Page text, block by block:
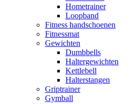
Hometrainer
Loopband
Fitness handschoenen
Fitnessmat
Gewichten
Dumbbells
Haltergewichten
Kettlebell
Halterstangen
Griptrainer
Gymball